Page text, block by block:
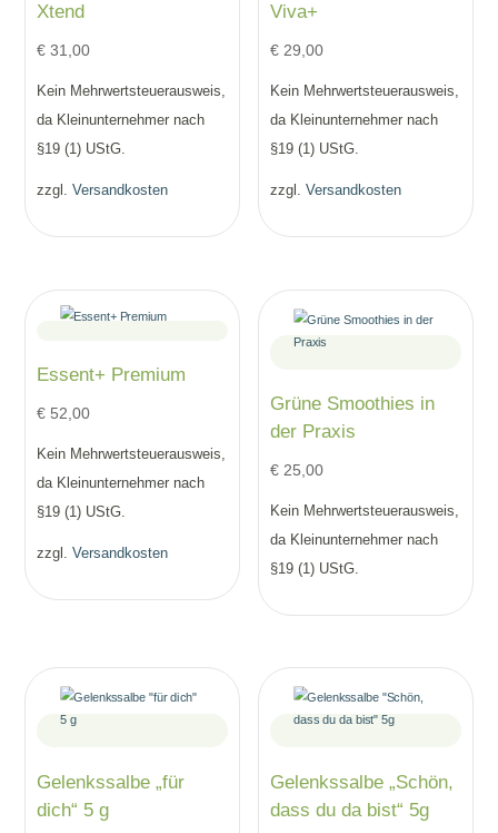
Xtend
€ 31,00
Kein Mehrwertsteuerausweis,
da Kleinunternehmer nach
§19 (1) UStG.
zzgl.Versandkosten
Viva+
€ 29,00
Kein Mehrwertsteuerausweis,
da Kleinunternehmer nach
§19 (1) UStG.
zzgl.Versandkosten
Essent+ Premium
€ 52,00
Kein Mehrwertsteuerausweis,
da Kleinunternehmer nach
§19 (1) UStG.
zzgl.Versandkosten
Grüne Smoothies in
der Praxis
€ 25,00
Kein Mehrwertsteuerausweis,
da Kleinunternehmer nach
§19 (1) UStG.
Gelenkssalbe „für
dich“ 5 g
Gelenkssalbe „Schön,
dass du da bist“ 5g